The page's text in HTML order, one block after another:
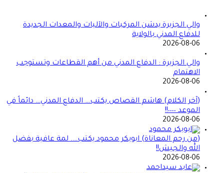
والي الجزيرة يدشن المركبات والآليات والمعدات الجديدة
للدفاع المدني بالولاية
2026-08-06
والي الجزيرة : الدفاع المدني من أهم القطاعات وتستوجب
الاهتمام
2026-08-06
(آخر الكلام) هاشم القصاص يكتب… الدفاع المدني… دائماً في
الموعد ٠٠٠٠!!
2026-08-06
(من رحم المعاناة) ابوبكر محمود يكتب…. لمة عافية بفضل
الله والجيش!!
2026-08-06